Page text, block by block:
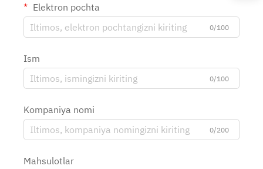
Elektron pochta
0/100
Ism
0/100
Kompaniya nomi
0/200
Mahsulotlar